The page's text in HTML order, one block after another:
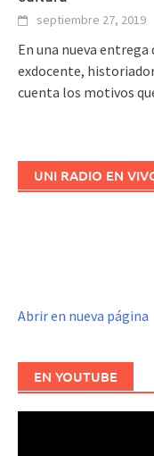
septiembre 27, 2019
En una nueva
exdocente,
cuenta los motivos
UNI RADIO EN
Abrir en nueva página
EN YOUTUBE